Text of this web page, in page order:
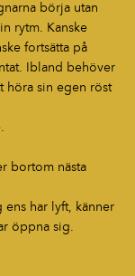
börja utan
rytm. Kanske
fortsätta på
Ibland behöver
höra sin egen röst
bortom nästa
ens har lyft, känner
öppna sig.